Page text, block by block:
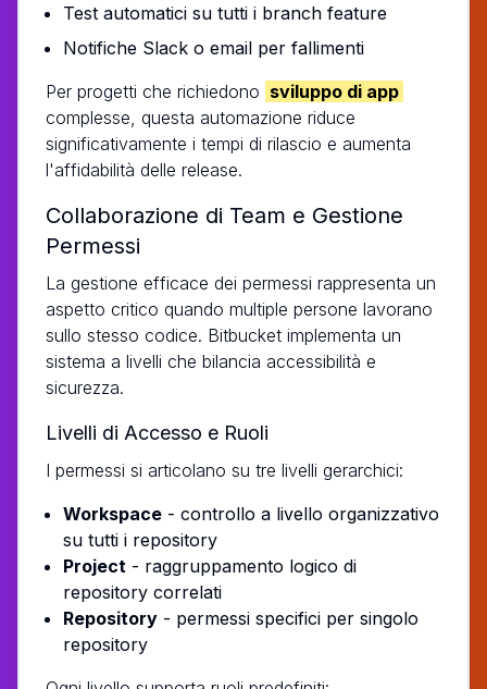
Test automatici su tutti i branch feature
Notifiche Slack o email per fallimenti
Per progetti che richiedono sviluppo di app
complesse, questa automazione riduce
significativamente i tempi di rilascio e aumenta
l'affidabilità delle release.
Collaborazione di Team e Gestione
Permessi
La gestione efficace dei permessi rappresenta un
aspetto critico quando multiple persone lavorano
sullo stesso codice. Bitbucket implementa un
sistema a livelli che bilancia accessibilità e
sicurezza.
Livelli di Accesso e Ruoli
I permessi si articolano su tre livelli gerarchici:
Workspace - controllo a livello organizzativo
su tutti i repository
Project - raggruppamento logico di
repository correlati
Repository - permessi specifici per singolo
repository